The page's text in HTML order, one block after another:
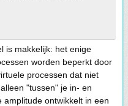
is makkelijk: het enige
worden beperkt door
processen dat niet
"tussen" je in- en
ontwikkelt in een